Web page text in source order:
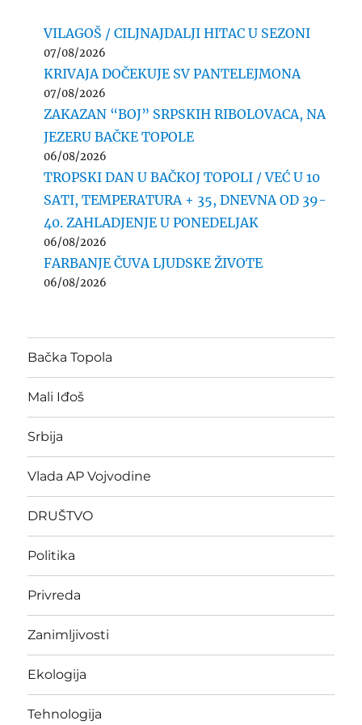
VILAGOŠ / CILJNAJDALJI HITAC U SEZONI
07/08/2026
KRIVAJA DOČEKUJE SV PANTELEJMONA
07/08/2026
ZAKAZAN “BOJ” SRPSKIH RIBOLOVACA, NA
JEZERU BAČKE TOPOLE
06/08/2026
TROPSKI DAN U BAČKOJ TOPOLI / VEĆ U 10
SATI, TEMPERATURA + 35, DNEVNA OD 39-
40. ZAHLADJENJE U PONEDELJAK
06/08/2026
FARBANJE ČUVA LJUDSKE ŽIVOTE
06/08/2026
Bačka Topola
Mali Iđoš
Srbija
Vlada AP Vojvodine
DRUŠTVO
Politika
Privreda
Zanimljivosti
Ekologija
Tehnologija